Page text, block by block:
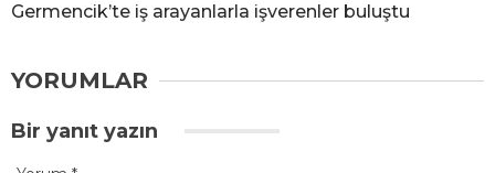
Germencik’te iş arayanlarla işverenler buluştu
YORUMLAR
Bir yanıt yazın